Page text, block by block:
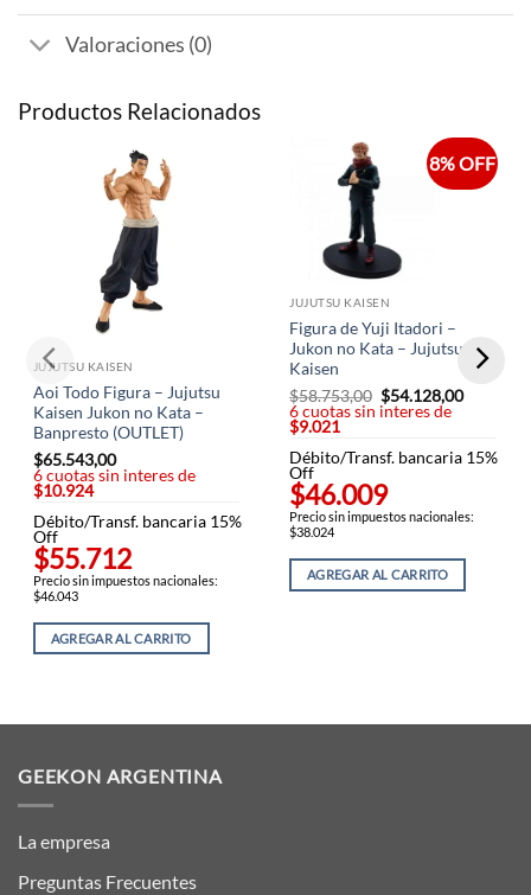
Valoraciones (0)
Productos Relacionados
JUJUTSU KAISEN
Aoi Todo Figura – Jujutsu
Kaisen Jukon no Kata –
Banpresto (OUTLET)
$65.543,00
6 cuotas sin interes de
$10.924
Débito/Transf. bancaria 15%
Off
$55.712
Precio sin impuestos nacionales:
$46.043
AGREGAR AL CARRITO
8% OFF
JUJUTSU KAISEN
Figura de Yuji Itadori –
Jukon no Kata – Jujutsu
Kaisen
$58.753,00 El
precio
$58.753,00.
$54.128,00El
6 cuotas sin interes de
$9.021
Débito/Transf. bancaria 15%
Off
$46.009
Precio sin impuestos nacionales:
$38.024
AGREGAR AL CARRITO
GEEKON ARGENTINA
La empresa
Preguntas Frecuentes